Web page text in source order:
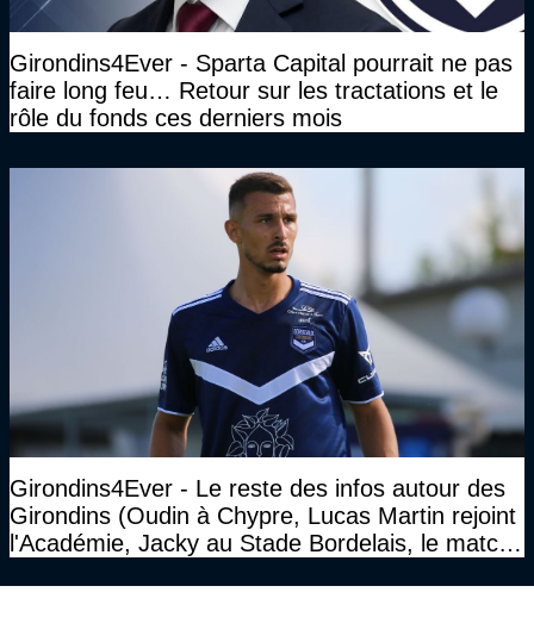
Girondins4Ever - Sparta Capital pourrait ne pas
faire long feu… Retour sur les tractations et le
rôle du fonds ces derniers mois
Girondins4Ever - Le reste des infos autour des
Girondins (Oudin à Chypre, Lucas Martin rejoint
l'Académie, Jacky au Stade Bordelais, le match